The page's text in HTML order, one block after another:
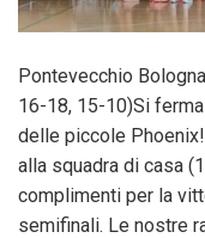
Pontevecchio
16-18, 15-10)Si
delle piccole
alla squadra di casa
complimenti per la
semifinali. Le nostre